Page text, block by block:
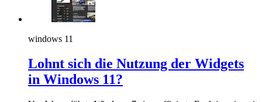
windows 11
Lohnt sich die Nutzung der Widgets
in Windows 11?